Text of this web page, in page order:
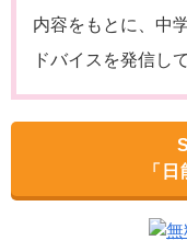
内容をもとに、中
ドバイスを発信し
「